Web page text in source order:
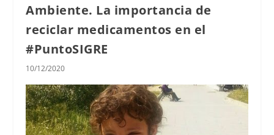
Ambiente. La importancia de
reciclar medicamentos en el
#PuntoSIGRE
10/12/2020